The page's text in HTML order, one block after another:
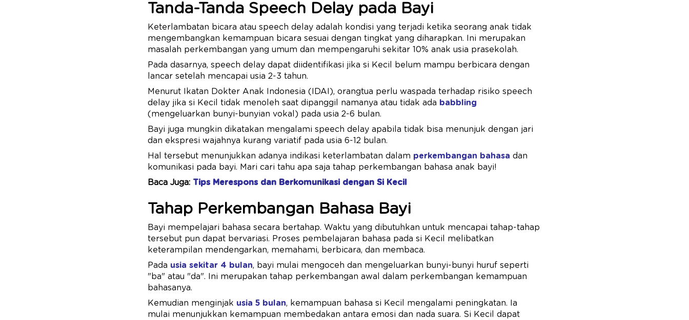
Tanda-Tanda Speech Delay pada Bayi
Keterlambatan bicara atau speech delay adalah kondisi yang terjadi ketika seorang anak tidak
mengembangkan kemampuan bicara sesuai dengan tingkat yang diharapkan. Ini merupakan
masalah perkembangan yang umum dan mempengaruhi sekitar 10% anak usia prasekolah.
Pada dasarnya, speech delay dapat diidentifikasi jika si Kecil belum mampu berbicara dengan
lancar setelah mencapai usia 2-3 tahun.
Menurut Ikatan Dokter Anak Indonesia (IDAI), orangtua perlu waspada terhadap risiko speech
delay jika si Kecil tidak menoleh saat dipanggil namanya atau tidak ada babbling
(mengeluarkan bunyi-bunyian vokal) pada usia 2-6 bulan.
Bayi juga mungkin dikatakan mengalami speech delay apabila tidak bisa menunjuk dengan jari
dan ekspresi wajahnya kurang variatif pada usia 6-12 bulan.
Hal tersebut menunjukkan adanya indikasi keterlambatan dalam perkembangan bahasa dan
komunikasi pada bayi. Mari cari tahu apa saja tahap perkembangan bahasa anak bayi!
Baca Juga: Tips Merespons dan Berkomunikasi dengan Si Kecil
Tahap Perkembangan Bahasa Bayi
Bayi mempelajari bahasa secara bertahap. Waktu yang dibutuhkan untuk mencapai tahap-tahap
tersebut pun dapat bervariasi. Proses pembelajaran bahasa pada si Kecil melibatkan
keterampilan mendengarkan, memahami, berbicara, dan membaca.
Pada usia sekitar 4 bulan, bayi mulai mengoceh dan mengeluarkan bunyi-bunyi huruf seperti
"ba" atau "da". Ini merupakan tahap perkembangan awal dalam perkembangan kemampuan
bahasanya.
Kemudian menginjak usia 5 bulan, kemampuan bahasa si Kecil mengalami peningkatan. Ia
mulai menunjukkan kemampuan membedakan antara emosi dan nada suara. Si Kecil dapat